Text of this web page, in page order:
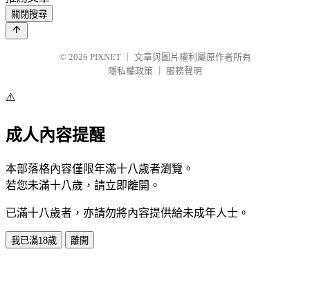
關閉搜尋
© 2026 PIXNET
文章與圖片權利屬原作者所有
隱私權政策
服務聲明
⚠️
成人內容提醒
本部落格內容僅限年滿十八歲者瀏覽。
若您未滿十八歲，請立即離開。
已滿十八歲者，亦請勿將內容提供給未成年人士。
我已滿18歲 離開